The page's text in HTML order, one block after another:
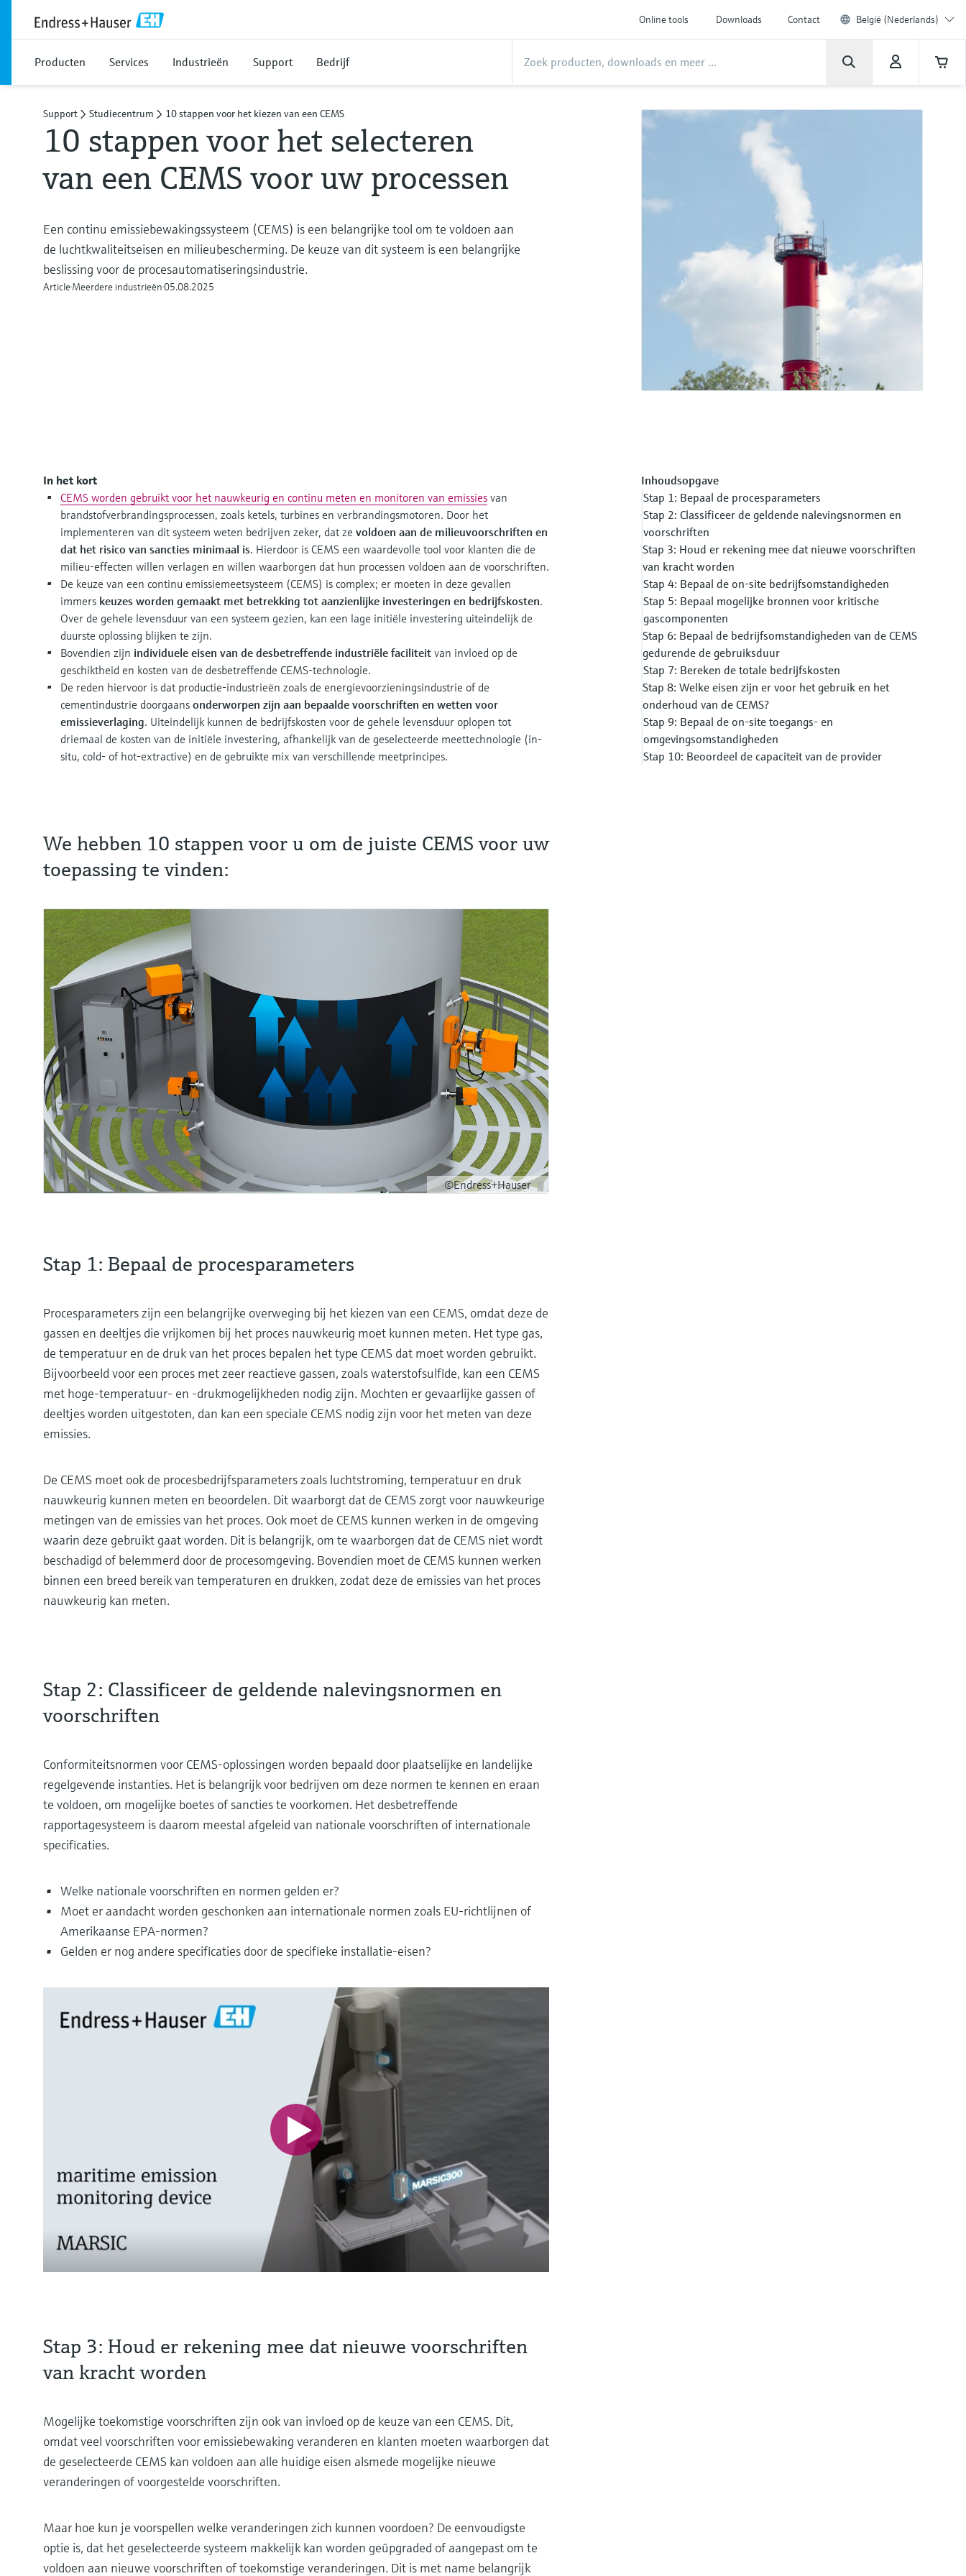
Online tools Downloads Contact België (Nederlands)
Producten Services Industrieën Support Bedrijf
Support Studiecentrum 10 stappen voor het kiezen van een CEMS
10 stappen voor het selecteren
van een CEMS voor uw processen
Een continu emissiebewakingssysteem (CEMS) is een belangrijke tool om te voldoen aan
de luchtkwaliteitseisen en milieubescherming. De keuze van dit systeem is een belangrijke
beslissing voor de procesautomatiseringsindustrie.
ArticleMeerdere industrieën05.08.2025
In het kort
CEMS worden gebruikt voor het nauwkeurig en continu meten en monitoren van emissies van
brandstofverbrandingsprocessen, zoals ketels, turbines en verbrandingsmotoren. Door het
implementeren van dit systeem weten bedrijven zeker, dat ze voldoen aan de milieuvoorschriften en
dat het risico van sancties minimaal is. Hierdoor is CEMS een waardevolle tool voor klanten die de
milieu-effecten willen verlagen en willen waarborgen dat hun processen voldoen aan de voorschriften.
De keuze van een continu emissiemeetsysteem (CEMS) is complex; er moeten in deze gevallen
immers keuzes worden gemaakt met betrekking tot aanzienlijke investeringen en bedrijfskosten.
Over de gehele levensduur van een systeem gezien, kan een lage initiële investering uiteindelijk de
duurste oplossing blijken te zijn.
Bovendien zijn individuele eisen van de desbetreffende industriële faciliteit van invloed op de
geschiktheid en kosten van de desbetreffende CEMS-technologie.
De reden hiervoor is dat productie-industrieën zoals de energievoorzieningsindustrie of de
cementindustrie doorgaans onderworpen zijn aan bepaalde voorschriften en wetten voor
emissieverlaging. Uiteindelijk kunnen de bedrijfskosten voor de gehele levensduur oplopen tot
driemaal de kosten van de initiële investering, afhankelijk van de geselecteerde meettechnologie (in-
situ, cold- of hot-extractive) en de gebruikte mix van verschillende meetprincipes.
Inhoudsopgave
Stap 1: Bepaal de procesparameters
Stap 2: Classificeer de geldende nalevingsnormen en
voorschriften
Stap 3: Houd er rekening mee dat nieuwe voorschriften
van kracht worden
Stap 4: Bepaal de on-site bedrijfsomstandigheden
Stap 5: Bepaal mogelijke bronnen voor kritische
gascomponenten
Stap 6: Bepaal de bedrijfsomstandigheden van de CEMS
gedurende de gebruiksduur
Stap 7: Bereken de totale bedrijfskosten
Stap 8: Welke eisen zijn er voor het gebruik en het
onderhoud van de CEMS?
Stap 9: Bepaal de on-site toegangs- en
omgevingsomstandigheden
Stap 10: Beoordeel de capaciteit van de provider
We hebben 10 stappen voor u om de juiste CEMS voor uw
toepassing te vinden:
©Endress+Hauser
Stap 1: Bepaal de procesparameters
Procesparameters zijn een belangrijke overweging bij het kiezen van een CEMS, omdat deze de
gassen en deeltjes die vrijkomen bij het proces nauwkeurig moet kunnen meten. Het type gas,
de temperatuur en de druk van het proces bepalen het type CEMS dat moet worden gebruikt.
Bijvoorbeeld voor een proces met zeer reactieve gassen, zoals waterstofsulfide, kan een CEMS
met hoge-temperatuur- en -drukmogelijkheden nodig zijn. Mochten er gevaarlijke gassen of
deeltjes worden uitgestoten, dan kan een speciale CEMS nodig zijn voor het meten van deze
emissies.
De CEMS moet ook de procesbedrijfsparameters zoals luchtstroming, temperatuur en druk
nauwkeurig kunnen meten en beoordelen. Dit waarborgt dat de CEMS zorgt voor nauwkeurige
metingen van de emissies van het proces. Ook moet de CEMS kunnen werken in de omgeving
waarin deze gebruikt gaat worden. Dit is belangrijk, om te waarborgen dat de CEMS niet wordt
beschadigd of belemmerd door de procesomgeving. Bovendien moet de CEMS kunnen werken
binnen een breed bereik van temperaturen en drukken, zodat deze de emissies van het proces
nauwkeurig kan meten.
Stap 2: Classificeer de geldende nalevingsnormen en
voorschriften
Conformiteitsnormen voor CEMS-oplossingen worden bepaald door plaatselijke en landelijke
regelgevende instanties. Het is belangrijk voor bedrijven om deze normen te kennen en eraan
te voldoen, om mogelijke boetes of sancties te voorkomen. Het desbetreffende
rapportagesysteem is daarom meestal afgeleid van nationale voorschriften of internationale
specificaties.
Welke nationale voorschriften en normen gelden er?
Moet er aandacht worden geschonken aan internationale normen zoals EU-richtlijnen of
Amerikaanse EPA-normen?
Gelden er nog andere specificaties door de specifieke installatie-eisen?
Stap 3: Houd er rekening mee dat nieuwe voorschriften
van kracht worden
Mogelijke toekomstige voorschriften zijn ook van invloed op de keuze van een CEMS. Dit,
omdat veel voorschriften voor emissiebewaking veranderen en klanten moeten waarborgen dat
de geselecteerde CEMS kan voldoen aan alle huidige eisen alsmede mogelijke nieuwe
veranderingen of voorgestelde voorschriften.
Maar hoe kun je voorspellen welke veranderingen zich kunnen voordoen? De eenvoudigste
optie is, dat het geselecteerde systeem makkelijk kan worden geüpgraded of aangepast om te
voldoen aan nieuwe voorschriften of toekomstige veranderingen. Dit is met name belangrijk